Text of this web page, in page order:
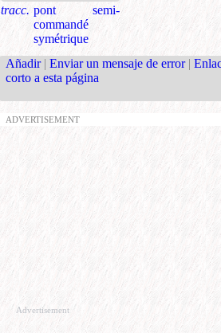
tracc. pont semi-
commandé
symétrique
Añadir | Enviar un mensaje de error |
corto a esta página
ADVERTISEMENT
Advertisement